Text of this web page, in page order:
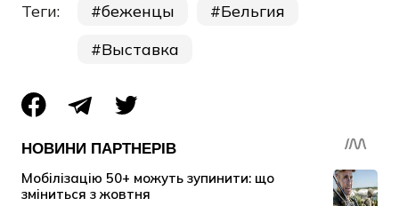
Теги: беженцы
Бельгия
Выставка